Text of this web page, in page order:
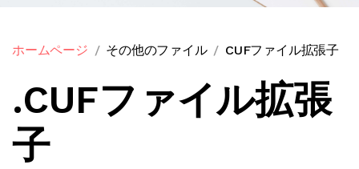
ホームページ その他のファイル CUFファイル拡張子
.CUFファイル拡張
子